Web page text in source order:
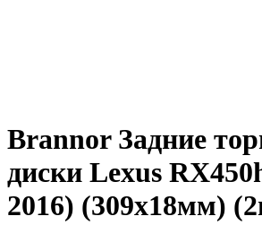
Brannor Задние
диски Lexus
2016) (309х18мм)